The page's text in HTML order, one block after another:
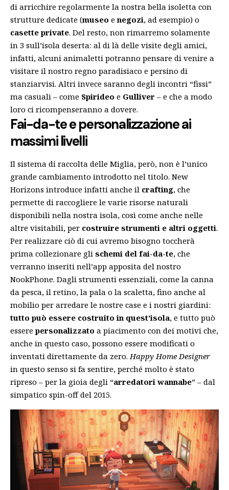
di arricchire regolarmente la nostra bella isoletta con
strutture dedicate (museo enegozi, ad esempio) o
casette private. Del resto, non rimarremo solamente
in 3 sull’isola deserta: al di là delle visite degli amici,
infatti, alcuni animaletti potranno pensare di venire a
visitare il nostro regno paradisiaco e persino di
stanziarvisi. Altri invece saranno degli incontri “fissi”
ma casuali – come Spirideo e Gulliver – e che a modo
loro ci ricompenseranno a dovere.
Fai-da-te e personalizzazione ai
massimi livelli
Il sistema di raccolta delle Miglia, però, non è l’unico
grande cambiamento introdotto nel titolo. New
Horizons introduce infatti anche il crafting, che
permette di raccogliere le varie risorse naturali
disponibili nella nostra isola, così come anche nelle
altre visitabili, per costruire strumenti e altri oggetti.
Per realizzare ciò di cui avremo bisogno toccherà
prima collezionare gli schemi del fai-da-te, che
verranno inseriti nell’app apposita del nostro
NookPhone. Dagli strumenti essenziali, come la canna
da pesca, il retino, la pala o la scaletta, fino anche al
mobilio per arredare le nostre case e i nostri giardini:
tutto può essere costruito in quest’isola, e tutto può
esserepersonalizzato a piacimento con dei motivi che,
anche in questo caso, possono essere modificati o
inventati direttamente da zero. Happy Home Designer
in questo senso si fa sentire, perché molto è stato
ripreso – per la gioia degli “arredatori wannabe” – dal
simpatico spin-off del 2015.